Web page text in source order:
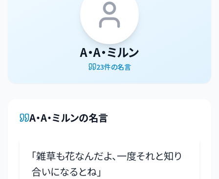
A・A・ミルン
23件の名言
A・A・ミルンの名言
「雑草も花なんだよ、一度それと知り
合いになるとね」